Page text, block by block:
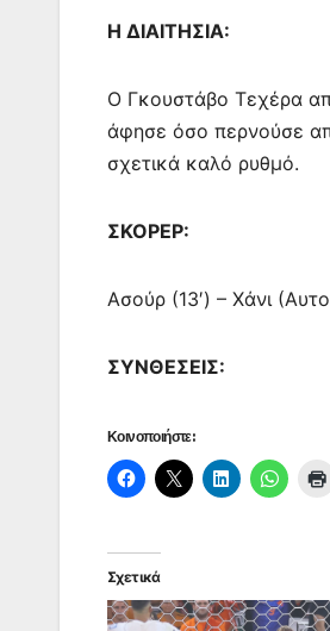
Η ΔΙΑΙΤΗΣΙΑ:
Ο Γκουστάβο Τεχέρα
άφησε όσο περνούσε
σχετικά καλό ρυθμό.
ΣΚΟΡΕΡ:
Ασούρ (13′) – Χάνι
ΣΥΝΘΕΣΕΙΣ:
Κοινοποιήστε:
Σχετικά